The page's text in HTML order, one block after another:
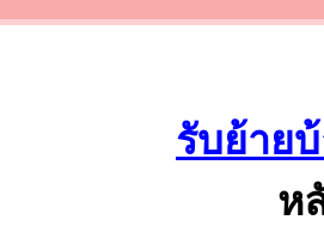
รับย้าย
ห